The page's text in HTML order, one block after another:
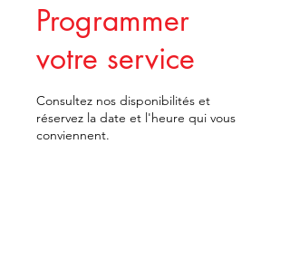
Programmer
votre service
Consultez nos disponibilités et
réservez la date et l'heure qui vous
conviennent.